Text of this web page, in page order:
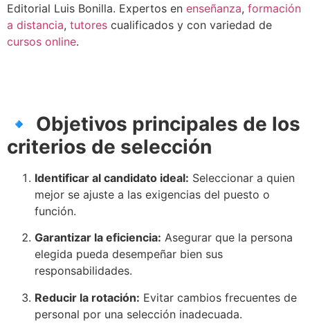
Editorial Luis Bonilla. Expertos en enseñanza, formación
a distancia, tutores cualificados y con variedad de
cursos online.
🔹 Objetivos principales de los
criterios de selección
Identificar al candidato ideal: Seleccionar a quien
mejor se ajuste a las exigencias del puesto o
función.
Garantizar la eficiencia: Asegurar que la persona
elegida pueda desempeñar bien sus
responsabilidades.
Reducir la rotación: Evitar cambios frecuentes de
personal por una selección inadecuada.